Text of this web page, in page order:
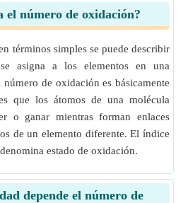
el número de oxidación?
términos simples se puede describir
asigna a los elementos en una
de oxidación es básicamente
que los átomos de una molécula
o ganar mientras forman enlaces
de un elemento diferente. El índice
estado de oxidación.
depende el número de